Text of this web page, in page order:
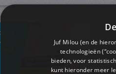
Juf Milou (en de
technologieën
bieden, voor
kunt hieronder meer